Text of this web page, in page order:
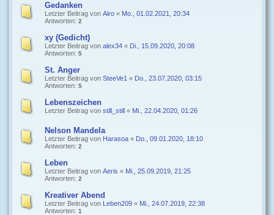
Gedanken
Letzter Beitrag von Airo « Mo., 01.02.2021, 20:34
Antworten: 2
xy (Gedicht)
Letzter Beitrag von alex34 « Di., 15.09.2020, 20:08
Antworten: 5
St. Anger
Letzter Beitrag von SteeVe1 « Do., 23.07.2020, 03:15
Antworten: 5
Lebenszeichen
Letzter Beitrag von still_still « Mi., 22.04.2020, 01:26
Nelson Mandela
Letzter Beitrag von Harasoa « Do., 09.01.2020, 18:10
Antworten: 2
Leben
Letzter Beitrag von Aeris « Mi., 25.09.2019, 21:25
Antworten: 2
Kreativer Abend
Letzter Beitrag von Leben209 « Mi., 24.07.2019, 22:38
Antworten: 1